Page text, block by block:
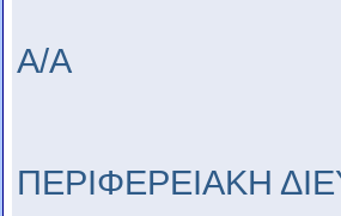
Α/Α
ΠΕΡΙΦΕΡΕΙΑΚΗ